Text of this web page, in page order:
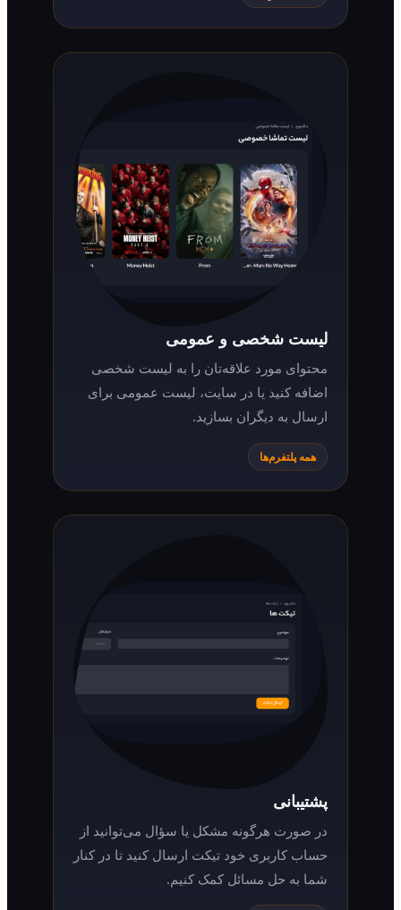
لیست شخصی و عمومی
محتوای مورد علاقه‌تان را به لیست شخصی
اضافه کنید یا در سایت، لیست عمومی برای
ارسال به دیگران بسازید.
همه پلتفرم‌ها
در صورت هرگونه مشکل یا سؤال می‌توانید از
حساب کاربری خود تیکت ارسال کنید تا در کنار
شما به حل مسائل کمک کنیم.